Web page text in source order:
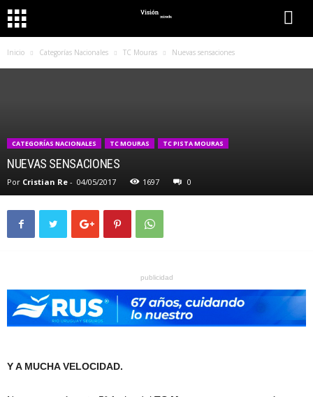
Inicio Categorías Nacionales TC Mouras Nuevas sensaciones
CATEGORÍAS NACIONALES TC MOURAS TC PISTA MOURAS
NUEVAS SENSACIONES
Por Cristian Re - 04/05/2017 1697 0
publicidad
Y A MUCHA VELOCIDAD.